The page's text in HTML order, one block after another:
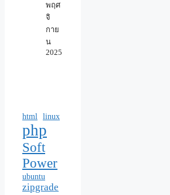
พฤศ
จิ
กาย
น
2025
html linux
php
Soft
Power
ubuntu
zipgrade